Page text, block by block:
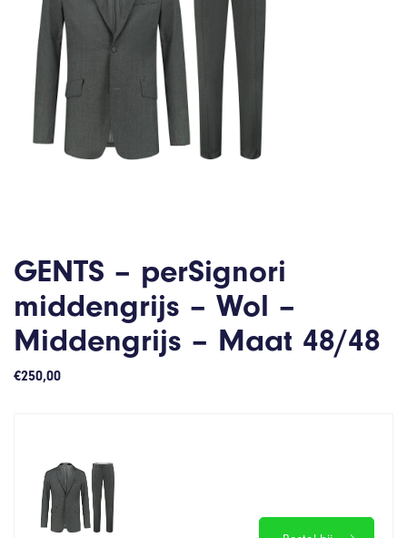
GENTS – perSignori
middengrijs – Wol –
Middengrijs – Maat 48/48
€250,00